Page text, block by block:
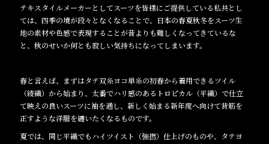
テキスタイルメーカーとしてスーツを皆様にご提供している私共とし
ては、四季の境が段々となくなることで、日本の春夏秋冬をスーツ生
地の素材や色感で表現することが昔よりも難しくなってきているな
と、秋のせいか何とも寂しい気持ちになってしまいます。
春と言えば、まずはタテ双糸ヨコ単糸の初春から着用できるツイル
（綾織）から始まり、太番でハリ感のあるトロピカル（平織）で仕立
て映えの良いスーツに袖を通し、新しく始まる新年度へ向けて背筋を
正すような洋服を纏いたくなるものです。
夏では、同じ平織でもハイツイスト（強撚）仕上げのものや、タテヨ